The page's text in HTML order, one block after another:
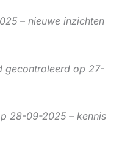
– nieuwe inzichten
gecontroleerd op 27-
28-09-2025 – kennis